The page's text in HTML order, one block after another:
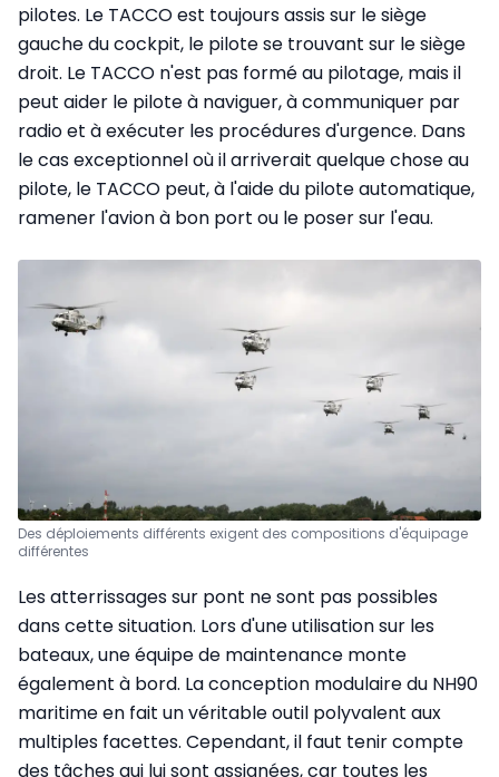
pilotes. Le TACCO est toujours assis sur le siège
gauche du cockpit, le pilote se trouvant sur le siège
droit. Le TACCO n'est pas formé au pilotage, mais il
peut aider le pilote à naviguer, à communiquer par
radio et à exécuter les procédures d'urgence. Dans
le cas exceptionnel où il arriverait quelque chose au
pilote, le TACCO peut, à l'aide du pilote automatique,
ramener l'avion à bon port ou le poser sur l'eau.
Des déploiements différents exigent des compositions d'équipage
différentes
Les atterrissages sur pont ne sont pas possibles
dans cette situation. Lors d'une utilisation sur les
bateaux, une équipe de maintenance monte
également à bord. La conception modulaire du NH90
maritime en fait un véritable outil polyvalent aux
multiples facettes. Cependant, il faut tenir compte
des tâches qui lui sont assignées, car toutes les